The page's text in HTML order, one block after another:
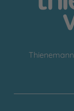
Thienemann